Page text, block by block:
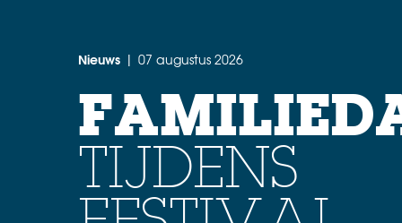
Nieuws | 07 augustus 2026
TIJDENS